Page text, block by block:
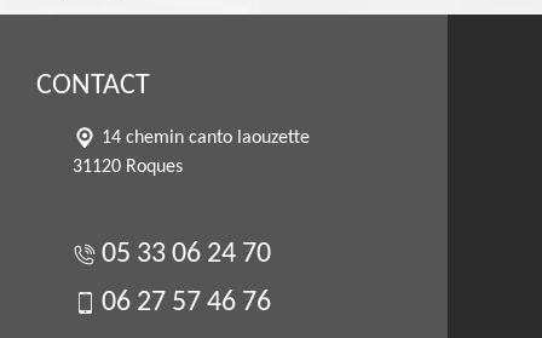
CONTACT
14 chemin canto laouzette
31120 Roques
05 33 06 24 70
06 27 57 46 76